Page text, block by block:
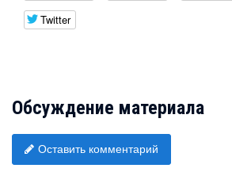
Twitter
Обсуждение материала
Оставить комментарий